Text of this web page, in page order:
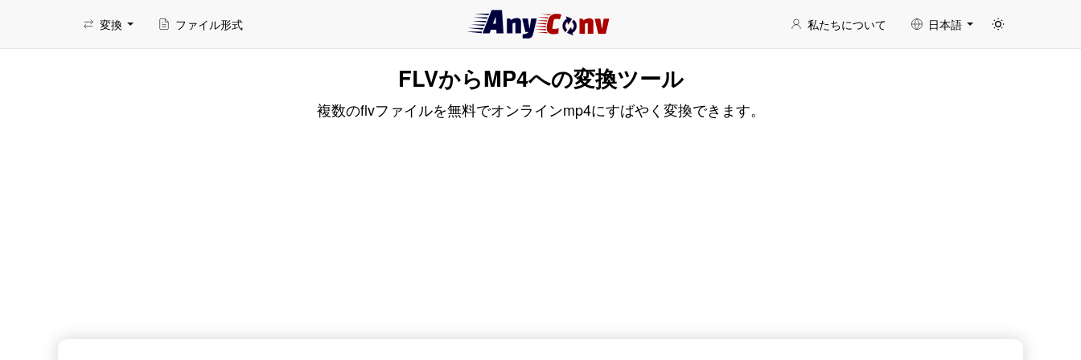
変換 ファイル形式 私たちについて 日本語
FLVからMP4への変換ツール
複数のflvファイルを無料でオンラインmp4にすばやく変換できます。